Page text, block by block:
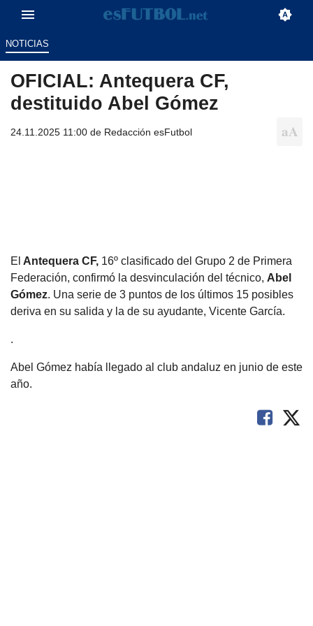
NOTICIAS
OFICIAL: Antequera CF,
destituido Abel Gómez
24.11.2025 11:00 de Redacción esFutbol
El Antequera CF, 16º clasificado del Grupo 2 de Primera
Federación, confirmó la desvinculación del técnico, Abel
Gómez. Una serie de 3 puntos de los últimos 15 posibles
deriva en su salida y la de su ayudante, Vicente García.
.
Abel Gómez había llegado al club andaluz en junio de este
año.